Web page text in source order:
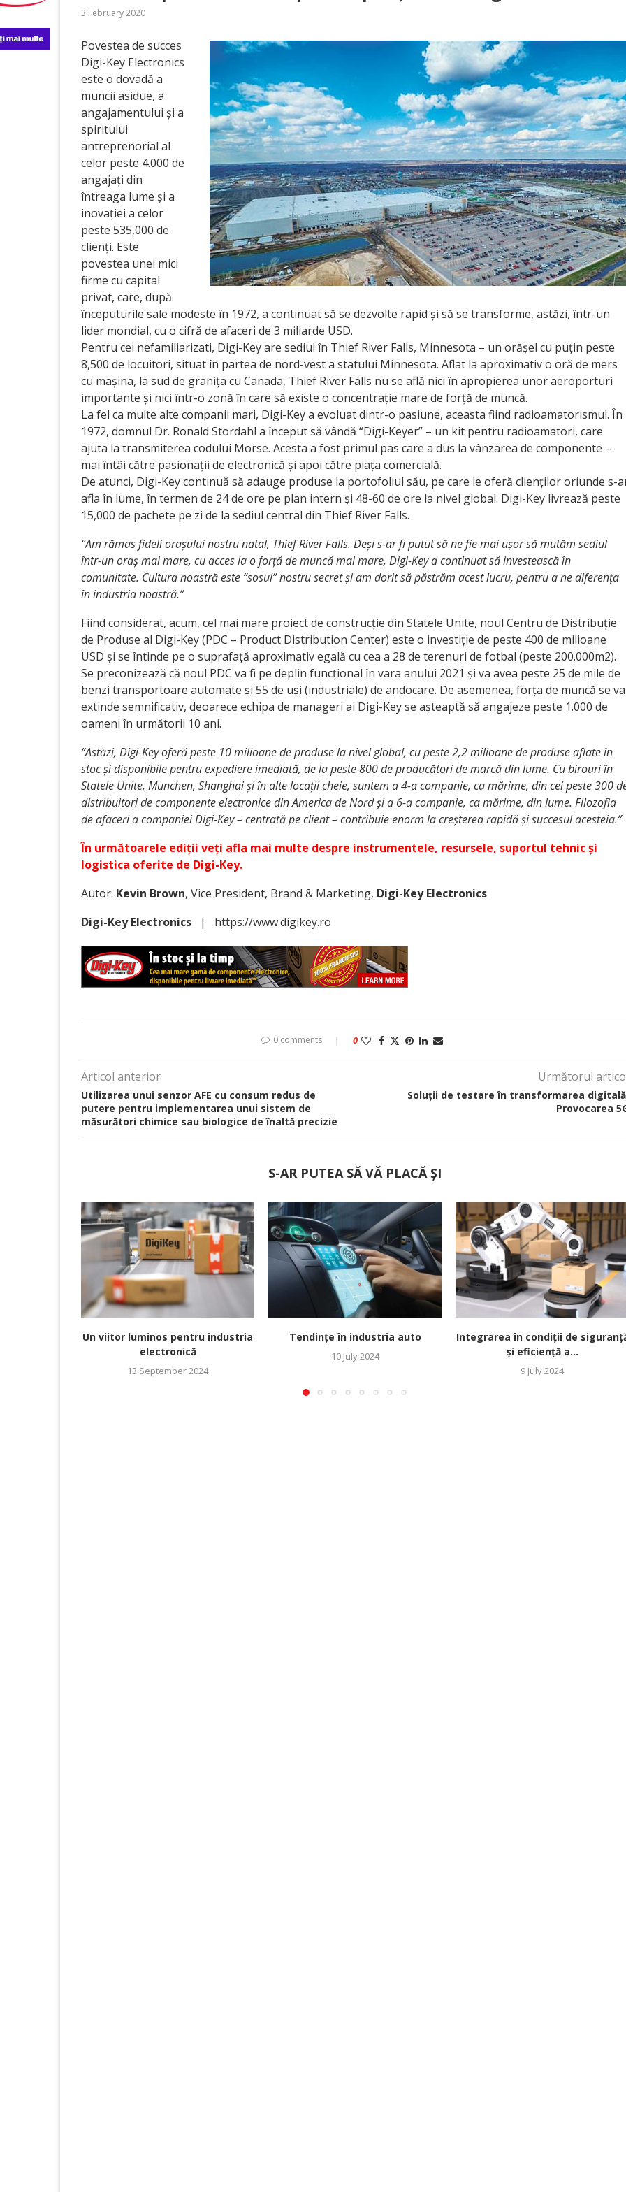
3 February 2020
Povestea de succes
Digi-Key Electronics
este o dovadă a
muncii asidue, a
angajamentului și a
spiritului
antreprenorial al
celor peste 4.000 de
angajați din
întreaga lume și a
inovației a celor
peste 535,000 de
clienți. Este
povestea unei mici
firme cu capital
privat, care, după
începuturile sale modeste în 1972, a continuat să se dezvolte rapid și să se transforme, astăzi, într-un
lider mondial, cu o cifră de afaceri de 3 miliarde USD.
Pentru cei nefamiliarizati, Digi-Key are sediul în Thief River Falls, Minnesota – un orășel cu puțin peste
8,500 de locuitori, situat în partea de nord-vest a statului Minnesota. Aflat la aproximativ o oră de mers
cu mașina, la sud de granița cu Canada, Thief River Falls nu se află nici în apropierea unor aeroporturi
importante și nici într-o zonă în care să existe o concentrație mare de forță de muncă.
La fel ca multe alte companii mari, Digi-Key a evoluat dintr-o pasiune, aceasta fiind radioamatorismul. În
1972, domnul Dr. Ronald Stordahl a început să vândă “Digi-Keyer” – un kit pentru radioamatori, care
ajuta la transmiterea codului Morse. Acesta a fost primul pas care a dus la vânzarea de componente –
mai întâi către pasionații de electronică și apoi către piața comercială.
De atunci, Digi-Key continuă să adauge produse la portofoliul său, pe care le oferă clienților oriunde s-
afla în lume, în termen de 24 de ore pe plan intern și 48-60 de ore la nivel global. Digi-Key livrează peste
15,000 de pachete pe zi de la sediul central din Thief River Falls.
“Am rămas fideli orașului nostru natal, Thief River Falls. Deși s-ar fi putut să ne fie mai ușor să mutăm sediul
într-un oraș mai mare, cu acces la o forță de muncă mai mare, Digi-Key a continuat să inves­tească în
comunitate. Cultura noastră este “sosul” nostru secret și am dorit să păstrăm acest lucru, pentru a ne diferența
în industria noastră.”
Fiind considerat, acum, cel mai mare proiect de construcție din Statele Unite, noul Centru de Distribuție
de Produse al Digi-Key (PDC – Product Distribution Center) este o investiție de peste 400 de milioane
USD și se întinde pe o suprafață aproximativ egală cu cea a 28 de terenuri de fotbal (peste 200.000m2).
Se preconizează că noul PDC va fi pe deplin funcțional în vara anului 2021 și va avea peste 25 de mile de
benzi transportoare automate și 55 de uși (industriale) de andocare. De asemenea, forța de muncă se va
extinde semnificativ, deoarece echipa de manageri ai Digi-Key se așteaptă să angajeze peste 1.000 de
oameni în următorii 10 ani.
“Astăzi, Digi-Key oferă peste 10 milioane de produse la nivel global, cu peste 2,2 milioane de produse aflate în
stoc și disponibile pentru expe­diere imediată, de la peste 800 de producători de marcă din lume. Cu birouri în
Statele Unite, Munchen, Shanghai și în alte locații cheie, suntem a 4-a companie, ca mărime, din cei peste 300
distribuitori de componente electronice din America de Nord și a 6-a companie, ca mărime, din lume. Filozofia
de afaceri a companiei Digi-Key – centrată pe client – contribuie enorm la creșterea rapidă și succesul acesteia.”
În următoarele ediții veți afla mai multe despre instrumentele, resursele, suportul tehnic și
logistica oferite de Digi-Key.
Autor: Kevin Brown, Vice President, Brand & Marketing, Digi-Key Electronics
Digi-Key Electronics | https://www.digikey.ro
0 comments 0
Articol anterior
Utilizarea unui senzor AFE cu consum redus de
putere pentru implementarea unui sistem de
măsurători chimice sau biologice de înaltă precizie
Următorul
Soluții de testare în transformarea
Provocarea
S-AR PUTEA SĂ VĂ PLACĂ ȘI
Un viitor luminos pentru industria
electronică
13 September 2024
Tendințe în industria auto
10 July 2024
Integrarea în condiții de
și eficiență a...
9 July 2024